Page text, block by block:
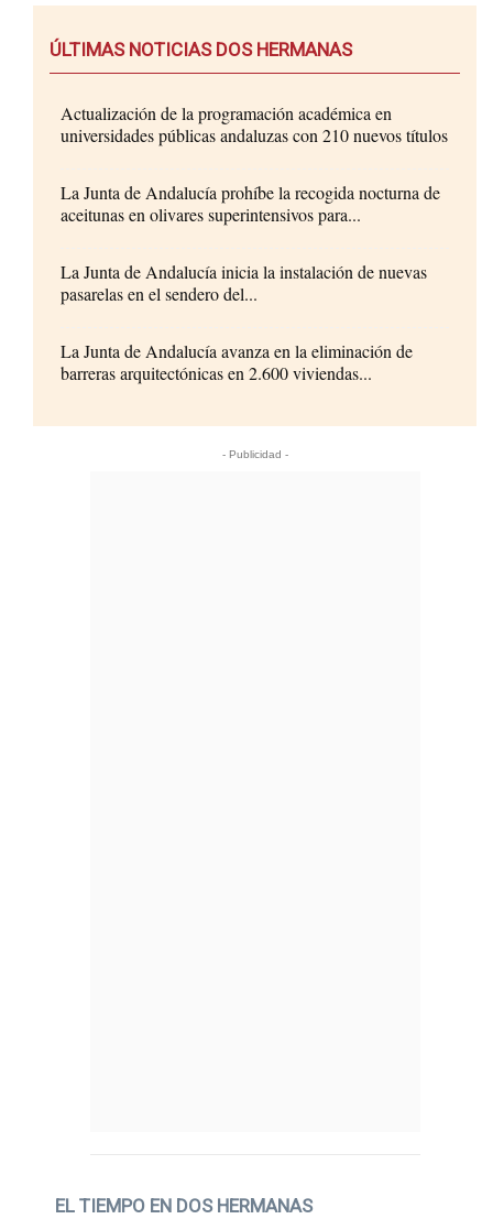
ÚLTIMAS NOTICIAS DOS HERMANAS
Actualización de la programación académica en
universidades públicas andaluzas con 210 nuevos títulos
La Junta de Andalucía prohíbe la recogida nocturna de
aceitunas en olivares superintensivos para...
La Junta de Andalucía inicia la instalación de nuevas
pasarelas en el sendero del...
La Junta de Andalucía avanza en la eliminación de
barreras arquitectónicas en 2.600 viviendas...
- Publicidad -
EL TIEMPO EN DOS HERMANAS